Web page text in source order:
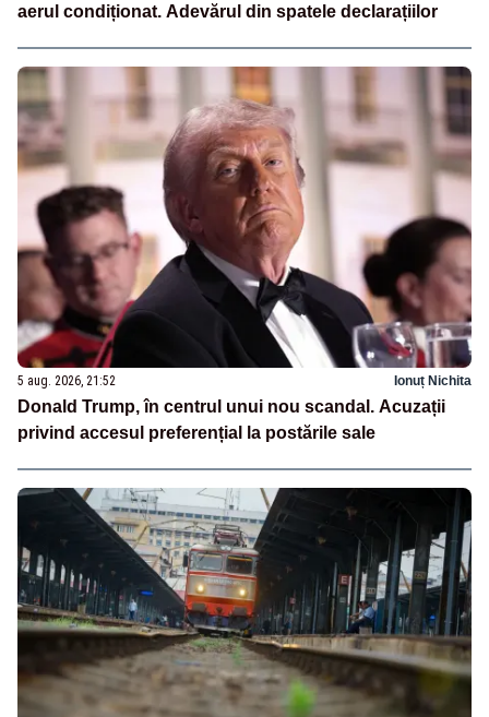
aerul condiționat. Adevărul din spatele declarațiilor
5 aug. 2026, 21:52 Ionuț Nichita
Donald Trump, în centrul unui nou scandal. Acuzații
privind accesul preferențial la postările sale